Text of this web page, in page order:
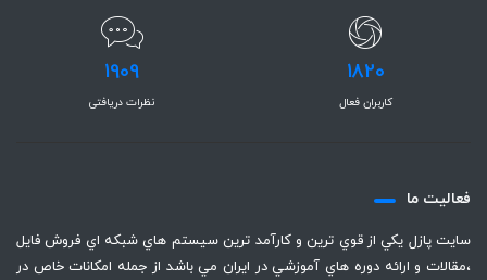
1820
کاربران فعال
1909
نظرات دریافتی
فعاليت ما
سايت پازل يكي از قوي ترين و كارآمد ترين سيستم هاي شبكه اي فروش فايل
،‌مقالات و ارائه دوره هاي آموزشي در ايران مي باشد از جمله امكانات خاص در